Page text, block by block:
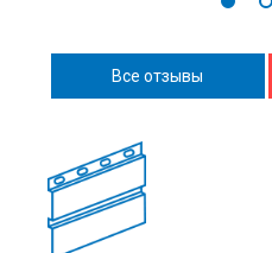
Все отзывы